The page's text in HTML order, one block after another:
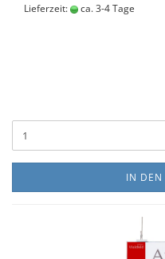
Lieferzeit:
ca. 3-4 Tage
IN DEN